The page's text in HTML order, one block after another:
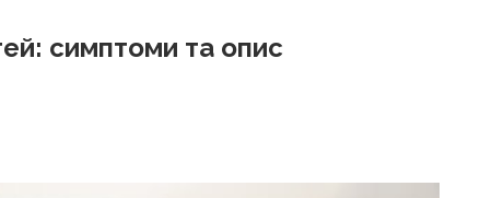
симптоми та опис